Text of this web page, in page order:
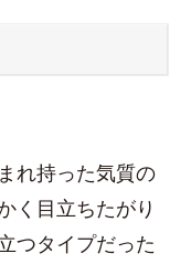
れ持った気質の
く目立ちたがり
つタイプだった